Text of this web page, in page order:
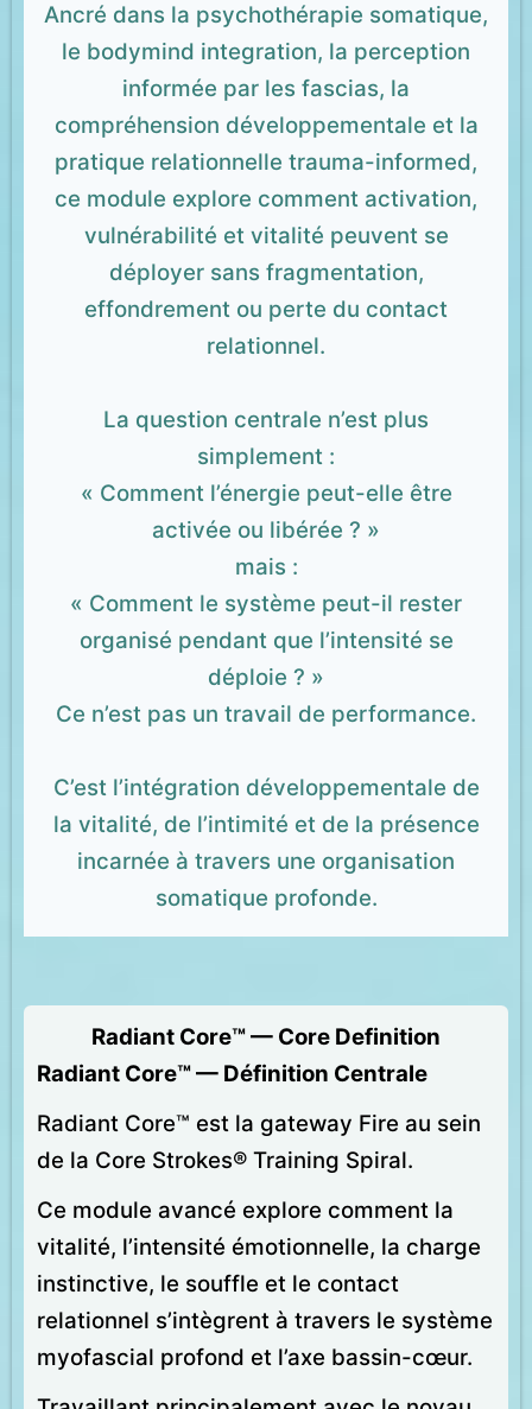
Ancré dans la psychothérapie somatique,
le bodymind integration, la perception
informée par les fascias, la
compréhension développementale et la
pratique relationnelle trauma-informed,
ce module explore comment activation,
vulnérabilité et vitalité peuvent se
déployer sans fragmentation,
effondrement ou perte du contact
relationnel.
La question centrale n’est plus
simplement :
« Comment l’énergie peut-elle être
activée ou libérée ? »
mais :
« Comment le système peut-il rester
organisé pendant que l’intensité se
déploie ? »
Ce n’est pas un travail de performance.
C’est l’intégration développementale de
la vitalité, de l’intimité et de la présence
incarnée à travers une organisation
somatique profonde.
Radiant Core™ — Core Definition
Radiant Core™ — Définition Centrale
Radiant Core™ est la gateway Fire au sein
de la Core Strokes® Training Spiral.
Ce module avancé explore comment la
vitalité, l’intensité émotionnelle, la charge
instinctive, le souffle et le contact
relationnel s’intègrent à travers le système
myofascial profond et l’axe bassin-cœur.